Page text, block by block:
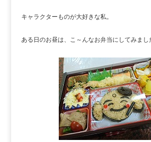
キャラクターものが大好きな私。
ある日のお昼は、こ～んなお弁当にしてみま